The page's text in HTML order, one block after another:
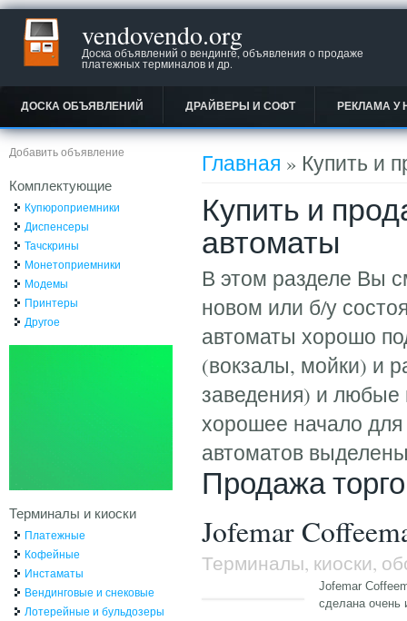
vendovendo.org
Доска объявлений о вендинге, объявления о продаже
платежных терминалов и др.
ДОСКА ОБЪЯВЛЕНИЙ ДРАЙВЕРЫ И СОФТ РЕКЛАМА У
Вы здесь
Главная » Купить и
Купить и
автоматы
В этом разделе Вы
новом или б/у
автоматы хорошо
(вокзалы, мойки) и
заведения) и любые
хорошее начало для
автоматов
Продажа
Jofemar
Терминалы, киоски,
Jofemar
сделана очень
Добавить объявление
Комплектующие
Купюроприемники
Диспенсеры
Тачскрины
Монетоприемники
Модемы
Принтеры
Другое
Терминалы и киоски
Платежные
Кофейные
Инстаматы
Вендинговые и снековые
Лотерейные и бульдозеры